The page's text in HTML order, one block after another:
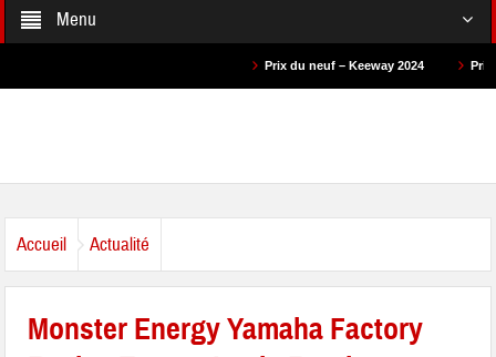
Menu
Prix du neuf – Keeway 2024 Prix du neuf –
Accueil Actualité
Monster Energy Yamaha Factory